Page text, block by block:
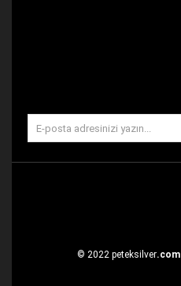
© 2022 peteksilver.com